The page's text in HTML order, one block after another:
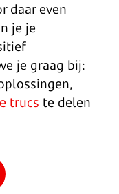
daar even
je je
je graag bij:
trucs te delen